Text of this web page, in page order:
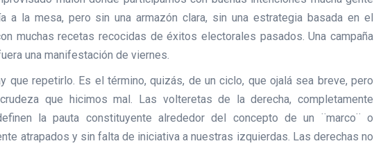
a la mesa, pero sin una armazón clara, sin una estrategia basada en el
muchas recetas recocidas de éxitos electorales pasados. Una campaña
una manifestación de viernes.
que repetirlo. Es el término, quizás, de un ciclo, que ojalá sea breve, pero
que hicimos mal. Las volteretas de la derecha, completamente
la pauta constituyente alrededor del concepto de un ¨marco¨ o
atrapados y sin falta de iniciativa a nuestras izquierdas. Las derechas no